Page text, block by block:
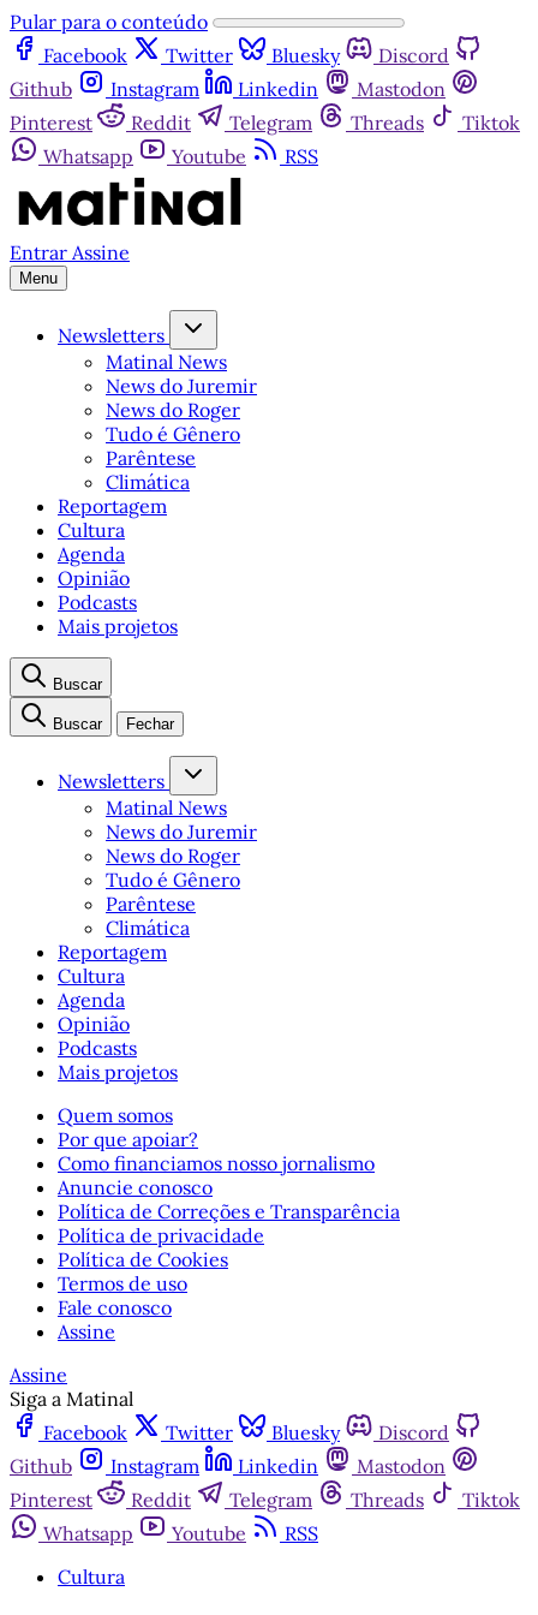
Pular para o conteúdo
Facebook
Twitter Bluesky
Discord
Github
Instagram Linkedin
Mastodon
Pinterest
Reddit Telegram Threads
Tiktok
Whatsapp
Youtube RSS
Entrar Assine
Menu
Newsletters
Matinal News
News do Juremir
News do Roger
Tudo é Gênero
Parêntese
Climática
Reportagem
Cultura
Agenda
Opinião
Podcasts
Mais projetos
Buscar
Buscar Fechar
Newsletters
Matinal News
News do Juremir
News do Roger
Tudo é Gênero
Parêntese
Climática
Reportagem
Cultura
Agenda
Opinião
Podcasts
Mais projetos
Quem somos
Por que apoiar?
Como financiamos nosso jornalismo
Anuncie conosco
Política de Correções e Transparência
Política de privacidade
Política de Cookies
Termos de uso
Fale conosco
Assine
Assine
Siga a Matinal
Facebook
Twitter Bluesky
Discord
Github
Instagram Linkedin
Mastodon
Pinterest
Reddit Telegram Threads
Tiktok
Whatsapp
Youtube
RSS
Cultura